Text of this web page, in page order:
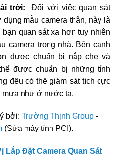
trời:
Đối với việc quan sát
mẫu camera thân, này là
bạn quan sát xa hơn tuy nhiên
camera trong nhà. Bên cạnh
được chuẩn bị nắp che và
được chuẩn bị những tính
đều có thể giám sát tích cực
mưa như ở nước ta.
bởi: Trường Thịnh Group -
(Sửa máy tính PCI).
Lắp Đặt Camera Quan Sát